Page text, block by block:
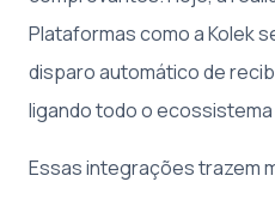
Plataformas como a Kolek
disparo automático de
ligando todo o
Essas integrações trazem